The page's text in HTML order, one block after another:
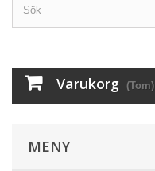
Varukorg (Tom)
MENY